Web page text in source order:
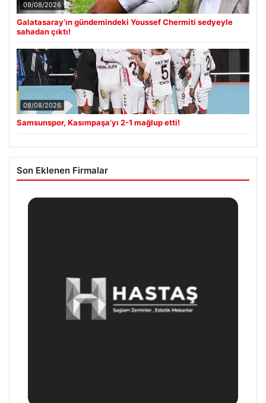
09/08/2026
Galatasaray’ın gündemindeki Youssef Chermiti sedyeyle
sahadan çıktı!
08/08/2026
Samsunspor, Kasımpaşa’yı 2-1 mağlup etti!
Son Eklenen Firmalar